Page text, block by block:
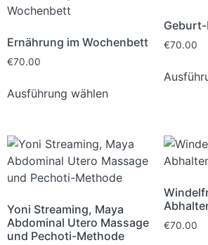
Ernährung im Wochenbett
€70.00
Ausführung wählen
€70.00
Yoni Streaming, Maya
Abdominal Utero Massage
und Pechoti-Methode
€70.00